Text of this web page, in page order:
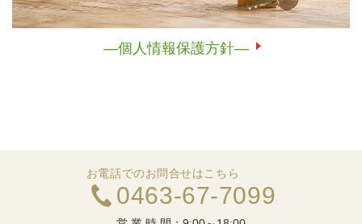
―個人情報保護方針―
お電話でのお問合せはこちら
0463-67-7099